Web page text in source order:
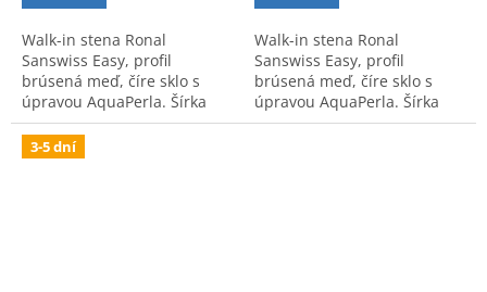
Walk-in stena Ronal
Sanswiss Easy, profil
brúsená meď, číre sklo s
úpravou AquaPerla. Šírka
110 cm, samostatne stojaca
stena pre modernú kúpeľňu.
Walk-in stena Ronal
Sanswiss Easy, profil
brúsená meď, číre sklo s
úpravou AquaPerla. Šírka
100 cm, samostatne stojaca
3-5 dní